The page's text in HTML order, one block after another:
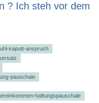
? Ich steh vor dem
kaputt-anspruch
pauschale
haftungspauschale